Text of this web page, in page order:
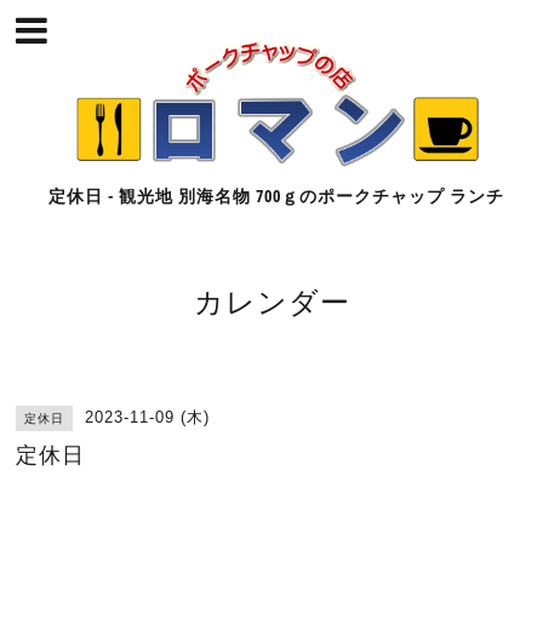
定休日 - 観光地 別海名物 700ｇのポークチャップ ランチ
カレンダー
定休日 2023-11-09 (木)
定休日